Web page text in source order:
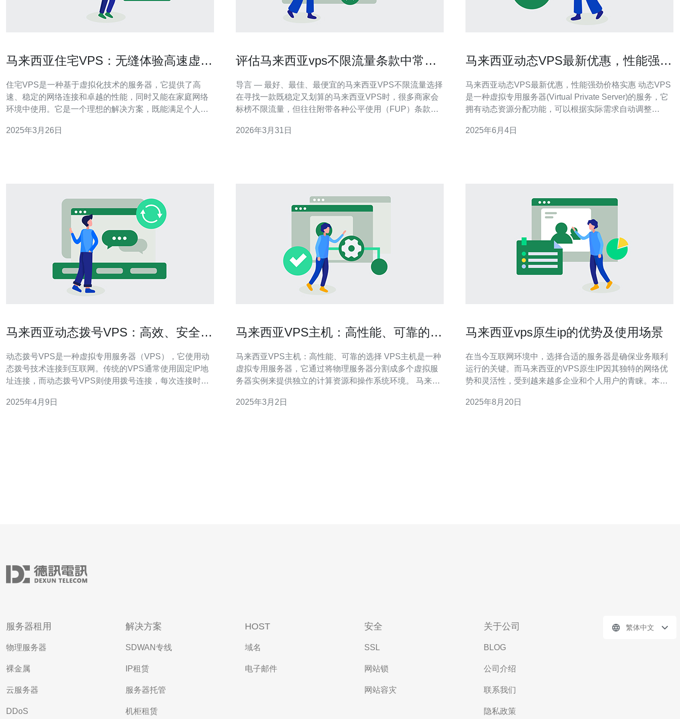
马来西亚住宅VPS：无缝体验高速虚拟
住宅VPS是一种基于虚拟化技术的服务器，它提供了高
速、稳定的网络连接和卓越的性能，同时又能在家庭网络
环境中使用。它是一个理想的解决方案，既能满足个人用
有以下优势： 地理位置优势：马来西亚位于东南亚，地理
2025年3月26日
评估马来西亚vps不限流量条款中常见
导言 — 最好、最佳、最便宜的马来西亚VPS不限流量选择
在寻找一款既稳定又划算的马来西亚VPS时，很多商家会
标榜不限流量，但往往附带各种公平使用（FUP）条款。
峰值，还要评估供应商对异常流量、突发峰值和长期高流
2026年3月31日
马来西亚动态VPS最新优惠，性能强劲
马来西亚动态VPS最新优惠，性能强劲价格实惠 动态VPS
是一种虚拟专用服务器(Virtual Private Server)的服务，它
拥有动态资源分配功能，可以根据实际需求自动调整
2025年6月4日
马来西亚动态拨号VPS：高效、安全的
动态拨号VPS是一种虚拟专用服务器（VPS），它使用动
态拨号技术连接到互联网。传统的VPS通常使用固定IP地
址连接，而动态拨号VPS则使用拨号连接，每次连接时都
优势： 高效：动态拨号VPS可以快速连接到互联网，无需
2025年4月9日
马来西亚VPS主机：高性能、可靠的选
马来西亚VPS主机：高性能、可靠的选择 VPS主机是一种
虚拟专用服务器，它通过将物理服务器分割成多个虚拟服
务器实例来提供独立的计算资源和操作系统环境。 马来西
势：马来西亚位于东南亚，连接亚洲各地，对亚洲用户而
2025年3月2日
马来西亚vps原生ip的优势及使用场景
在当今互联网环境中，选择合适的服务器是确保业务顺利
运行的关键。而马来西亚的VPS原生IP因其独特的网络优
势和灵活性，受到越来越多企业和个人用户的青睐。本文
助用户做出明智的选择。 马来西亚VPS原生IP有哪些优
2025年8月20日
服务器租用
物理服务器
裸金属
云服务器
DDoS
解决方案
SDWAN专线
IP租赁
服务器托管
机柜租赁
HOST
域名
电子邮件
安全
SSL
网站锁
网站容灾
关于公司
BLOG
公司介绍
联系我们
隐私政策
繁体中文